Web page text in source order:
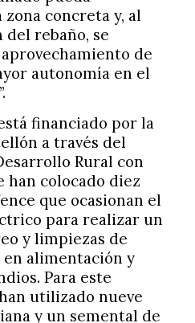
concreta y, al
rebaño, se
de
autonomía en el
financiado por la
a través del
Rural con
han colocado diez
que ocasionan el
para realizar un
y limpiezas de
alimentación y
Para este
utilizado nueve
y un semental de